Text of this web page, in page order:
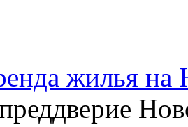
жилья на